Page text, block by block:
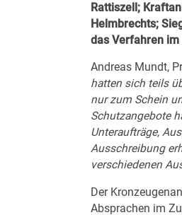
Rattiszell;
Helmbrechts;
das Verfahren
Andreas Mundt,
hatten sich teils
nur zum Schein
Schutzangebote
Unteraufträge,
Ausschreibung
verschiedenen
Der
Absprachen im